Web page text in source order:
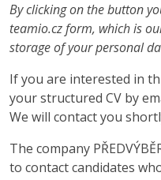
By clicking on the button
teamio.cz form, which is
storage of your personal
If you are interested in
your structured CV by
We will contact you
The company
to contact candidates